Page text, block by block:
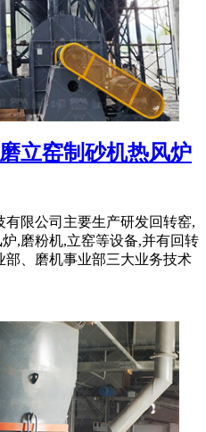
立窑制砂机热风炉
有限公司主要生产研发回转窑,
,磨粉机,立窑等设备,并有回转
部、磨机事业部三大业务技术